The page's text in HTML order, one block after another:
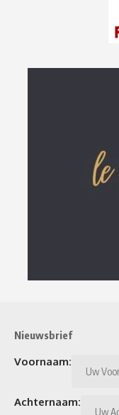
Nieuwsbrief
Voornaam:
Achternaam: